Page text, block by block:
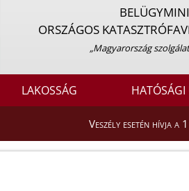
ORSZÁGOS
„Magyarország
LAKOSSÁG HATÓSÁGI
Veszély esetén hívja